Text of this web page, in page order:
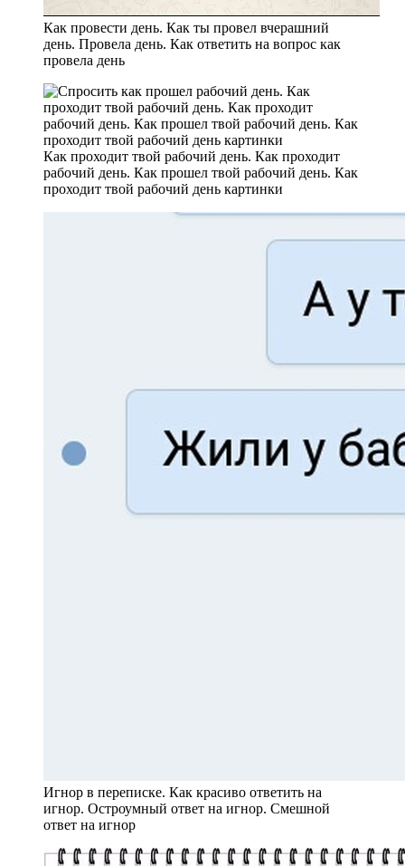
Как провести день. Как ты провел вчерашний
день. Провела день. Как ответить на вопрос как
провела день
Как проходит твой рабочий день. Как проходит
рабочий день. Как прошел твой рабочий день. Как
проходит твой рабочий день картинки
Игнор в переписке. Как красиво ответить на
игнор. Остроумный ответ на игнор. Смешной
ответ на игнор